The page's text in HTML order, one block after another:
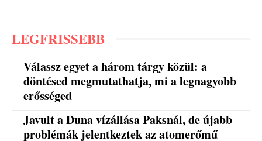
LEGFRISSEBB
Válassz egyet a három tárgy közül: a
döntésed megmutathatja, mi a legnagyobb
erősséged
Javult a Duna vízállása Paksnál, de újabb
problémák jelentkeztek az atomerőmű